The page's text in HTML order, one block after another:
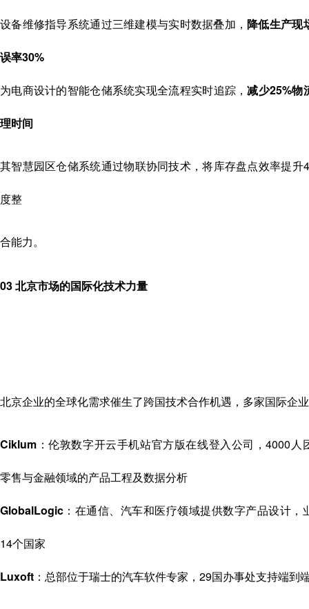
设备维修指导系统通过三维建模与实时数据叠加，降低生产现
误率30%
为电商设计的智能仓储系统实现全流程实时追踪，减少25%物
理时间
其智慧园区仓储系统通过物联协同技术，将库存盘点效率提
度整
合能力。
03 北京市场的国际化技术力量
北京企业的全球化需求催生了跨国技术合作机遇，多家国际企
Ciklum ：伦敦数字开云手机站官方版在线登入公司，4000人
零售与金融领域的产品工程及数据分析
GlobalLogic ：在通信、汽车和医疗领域提供数字产品设计，
14个国家
Luxoft ：总部位于瑞士的汽车软件专家，29国办事处支持端到